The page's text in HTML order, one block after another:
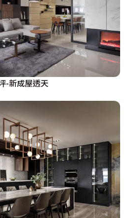
-新成屋透天